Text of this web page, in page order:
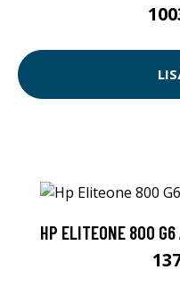
HP ELITEONE 800 G6